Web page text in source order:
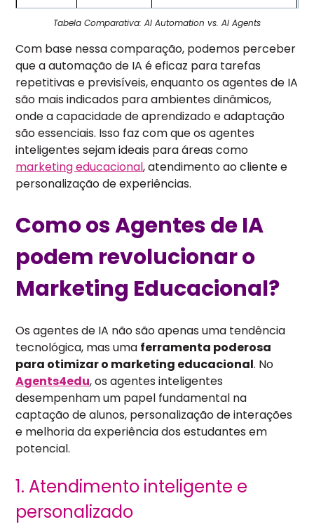
ade
Alta
Interaçã
o com
usuários
Limitada a
respostas
fixas
Capacidade de entender
contexto e responder de
forma mais natural
Execução
de
Automatizad
a, mas sem
Pode colaborar com
outros agentes e ajustar
Tabela Comparativa: AI Automation vs. AI Agents
Com base nessa comparação, podemos perceber
que a automação de IA é eficaz para tarefas
repetitivas e previsíveis, enquanto os agentes de IA
são mais indicados para ambientes dinâmicos,
onde a capacidade de aprendizado e adaptação
são essenciais. Isso faz com que os agentes
inteligentes sejam ideais para áreas como
marketing educacional, atendimento ao cliente e
personalização de experiências.
Como os Agentes de IA
podem revolucionar o
Marketing Educacional?
Os agentes de IA não são apenas uma tendência
tecnológica, mas uma ferramenta poderosa
para otimizar o marketing educacional. No
Agents4edu, os agentes inteligentes
desempenham um papel fundamental na
captação de alunos, personalização de interações
e melhoria da experiência dos estudantes em
potencial.
1. Atendimento inteligente e
personalizado